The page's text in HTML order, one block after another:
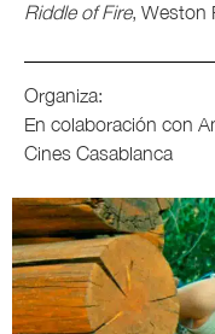
Riddle of Fire, Weston
Organiza:
En colaboración con
Cines Casablanca